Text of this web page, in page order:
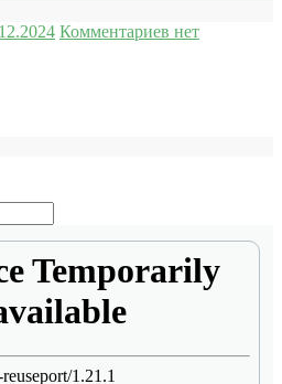
Комментариев нет